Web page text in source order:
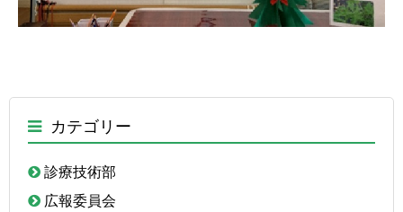
カテゴリー
診療技術部
広報委員会